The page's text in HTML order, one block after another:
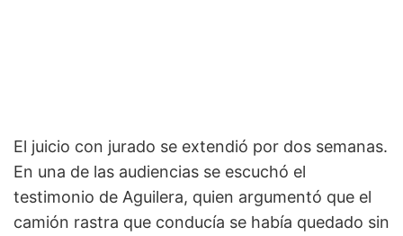
El juicio con jurado se extendió por dos semanas.
En una de las audiencias se escuchó el
testimonio de Aguilera, quien argumentó que el
camión rastra que conducía se había quedado sin